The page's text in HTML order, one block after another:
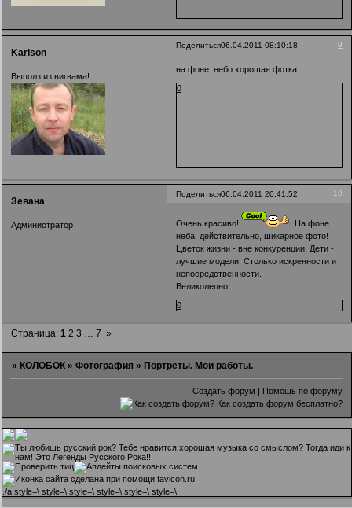
Поделиться 9
06.04.2011 08:10:18
Karlson
Выполз из вигвама!
на фоне небо хорошая фотка
0
Поделиться 10
06.04.2011 20:41:52
Зевана
Администратор Очень красиво!
На фоне
неба, действительно, шикарное фото!
Цветок жизни - вне конкуренции. Дети -
лучшие модели. Столько искренности и
непосредственности.
Великолепно!
0
Страница:1 2 3 7 »
» КОЛОБОК »Фотография » Портреты. Мои работы.
Создать форум | Помощь по форуму
/a style=\ style=\ style=\ style=\ style=\ style=\